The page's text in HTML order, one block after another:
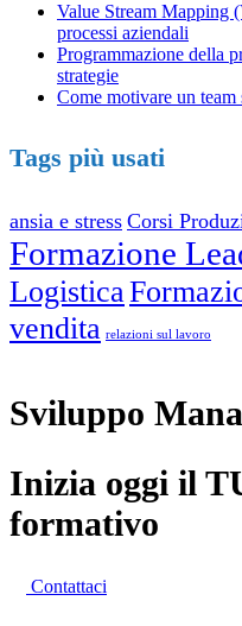
Value Stream Mapping
processi aziendali
Programmazione della
strategie
Come motivare un team
Tags più usati
ansia e stress Corsi
Formazione
Logistica
vendita relazioni sul lavoro
Sviluppo
Inizia oggi il
formativo
Contattaci